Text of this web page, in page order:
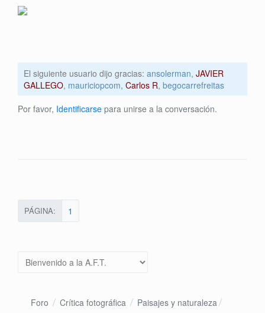
El siguiente usuario dijo gracias: ansolerman, JAVIER
GALLEGO, mauriciopcom, Carlos R, begocarrefreitas
Por favor, Identificarse para unirse a la conversación.
PÁGINA: 1
Foro Crítica fotográfica
Paisajes y naturaleza